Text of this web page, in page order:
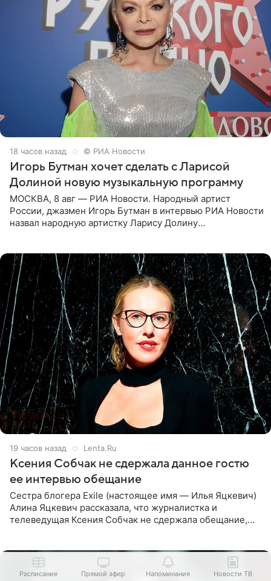
18 часов назад © РИА Новости
Игорь Бутман хочет сделать с Ларисой
Долиной новую музыкальную программу
МОСКВА, 8 авг — РИА Новости. Народный артист
России, джазмен Игорь Бутман в интервью РИА Новости
назвал народную артистку Ларису Долину
19 часов назад Lenta.Ru
Ксения Собчак не сдержала данное гостю
ее интервью обещание
Сестра блогера Exile (настоящее имя — Илья Яцкевич)
Алина Яцкевич рассказала, что журналистка и
телеведущая Ксения Собчак не сдержала обещание,
Расписание Прямой эфир Напоминания Новости ТВ